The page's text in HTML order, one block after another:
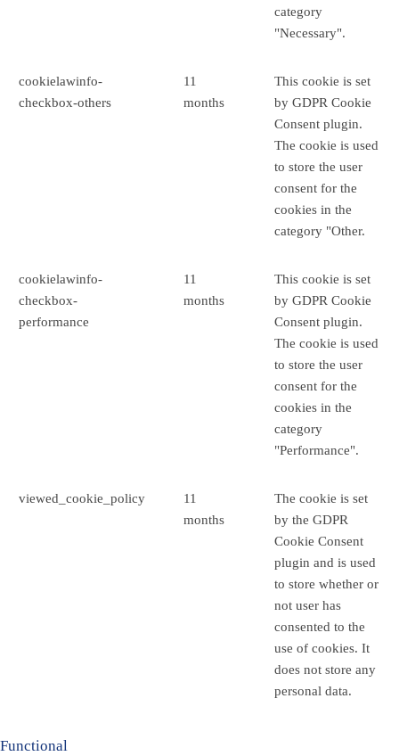
category
"Necessary".
cookielawinfo-
checkbox-others
11
months
This cookie is set
by GDPR Cookie
Consent plugin.
The cookie is used
to store the user
consent for the
cookies in the
category "Other.
cookielawinfo-
checkbox-
performance
11
months
This cookie is set
by GDPR Cookie
Consent plugin.
The cookie is used
to store the user
consent for the
cookies in the
category
"Performance".
viewed_cookie_policy
11
months
The cookie is set
by the GDPR
Cookie Consent
plugin and is used
to store whether or
not user has
consented to the
use of cookies. It
does not store any
personal data.
Functional